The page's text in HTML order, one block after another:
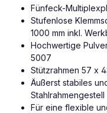
Fünfeck-
Stufenlose
1000 mm inkl.
Hochwertige
5007
Stützrahmen 57 x
Äußerst stabiles
Stahlrahmengestell
Für eine flexible